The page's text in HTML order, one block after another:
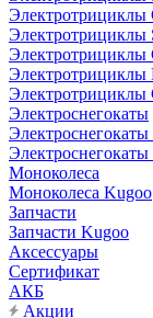
Электротрициклы
Электротрициклы
Электротрициклы
Электротрициклы
Электроснегокаты
Моноколеса
Моноколеса Kugoo
Запчасти
Запчасти Kugoo
Аксессуары
Сертификат
АКБ
Акции